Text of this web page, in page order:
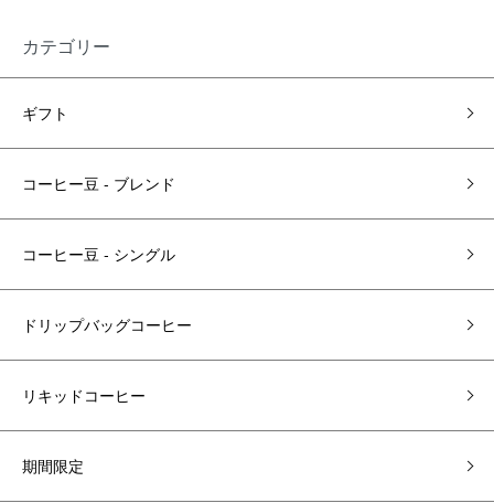
カテゴリー
ギフト
コーヒー豆 - ブレンド
コーヒー豆 ‐ シングル
ドリップバッグコーヒー
リキッドコーヒー
期間限定